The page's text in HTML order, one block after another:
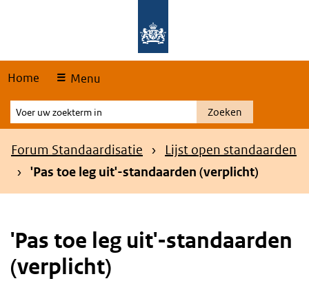
Home Menu
Voer
uw
zoekterm
Zoeken
Kruimelpad
Forum Standaardisatie
Lijst open standaarden
'Pas toe leg uit'-standaarden (verplicht)
'Pas toe leg uit'-standaarden
(verplicht)